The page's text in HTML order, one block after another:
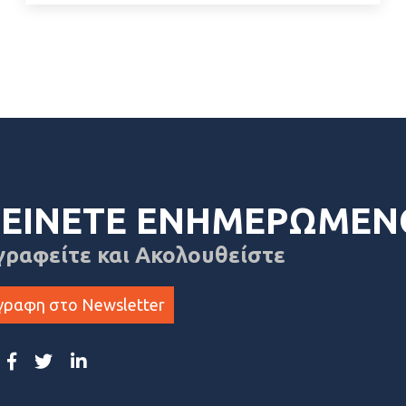
και Ακολουθείστε
στο Newsletter